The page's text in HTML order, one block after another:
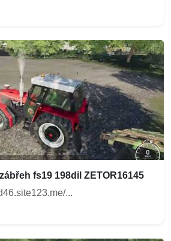
fs19 198dil ZETOR16145
...